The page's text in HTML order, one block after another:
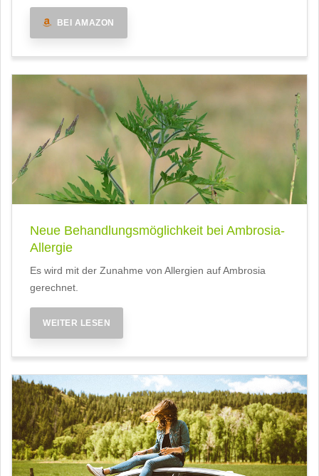
BEI AMAZON
Neue Behandlungsmöglichkeit bei Ambrosia-
Allergie
Es wird mit der Zunahme von Allergien auf Ambrosia
gerechnet.
WEITER LESEN